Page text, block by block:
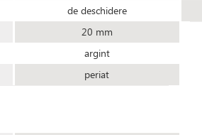
de deschidere
20 mm
argint
periat